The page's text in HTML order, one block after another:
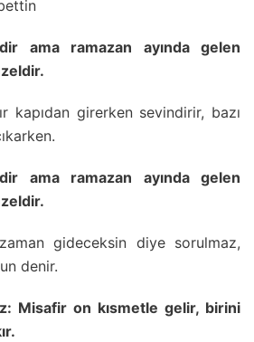
ama ramazan ayında gelen
kapıdan girerken sevindirir, bazı
ama ramazan ayında gelen
gideceksin diye sorulmaz,
denir.
Misafir on kısmetle gelir, birini